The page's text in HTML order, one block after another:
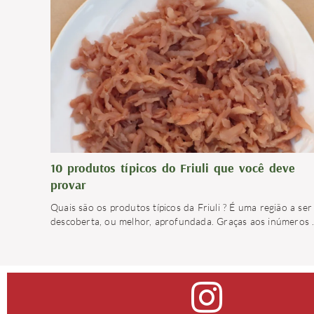
10 produtos típicos do Friuli que você deve
provar
Quais são os produtos típicos da Friuli ? É uma região a ser
descoberta, ou melhor, aprofundada. Graças aos inúmeros